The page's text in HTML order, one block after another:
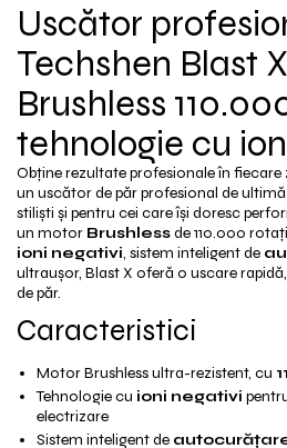
Uscător
Techshen Blast
Brushless
tehnologie cu
Obține rezultate profesionale în fiecare
un uscător de păr profesional de
stiliști și pentru cei care își doresc
un motor Brushlessde 110.000
ioni negativi, sistem inteligent de
ultraușor, Blast X oferă o uscare
de păr.
Caracteristici
Motor Brushless ultra-rezistent, cu
Tehnologie cu ioni negativi
electrizare
Sistem inteligent de